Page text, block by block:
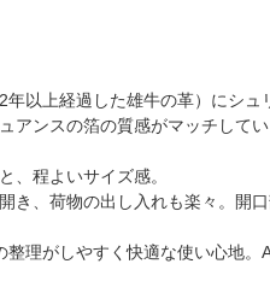
年以上経過した雄牛の革）にシ
アンスの箔の質感がマッチしてい
、程よいサイズ感。
き、荷物の出し入れも楽々。開
整理がしやすく快適な使い心地